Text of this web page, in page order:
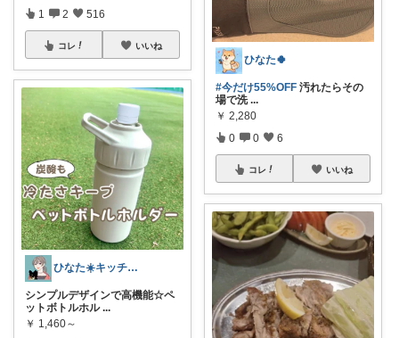
1 2 516
コレ いいね
ひなた☀️キッチン✿暮らし✿美容
シンプルデザインで高機能☆ペ
ットボトルホル ...
￥ 1,460～
ひなた🍀
#今だけ55%OFF 汚れたらその
場で洗 ...
￥ 2,280
0 0 6
コレ いいね